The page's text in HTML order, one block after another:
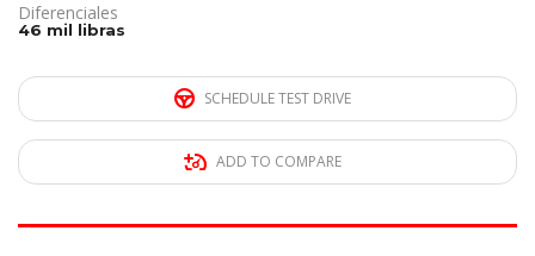
Diferenciales
46 mil libras
SCHEDULE TEST DRIVE
ADD TO COMPARE